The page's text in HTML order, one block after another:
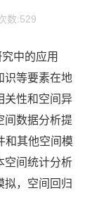
数:529
中的应用
识等要素在地
关性和空间异
间数据分析提
和其他空间模
空间统计分析
拟，空间回归